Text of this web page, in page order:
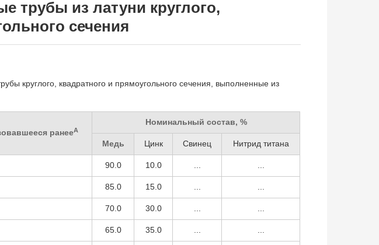
трубы из латуни круглого,
сечения
круглого, квадратного и прямоугольного сечения, выполненные из
ранееА
Номинальный состав, %
Медь Цинк Свинец Нитрид титана
90.0 10.0
85.0 15.0
70.0 30.0
65.0 35.0